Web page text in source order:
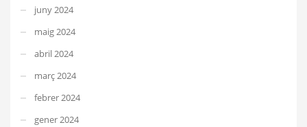
juny 2024
maig 2024
abril 2024
març 2024
febrer 2024
gener 2024